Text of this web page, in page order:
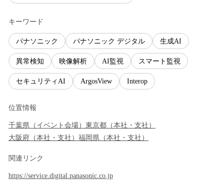
キーワード
パナソニック パナソニック デジタル 生成AI
異常検知 映像解析 AI監視 スマート監視
セキュリティAI ArgosView Interop
位置情報
千葉県 （ イベント会場） 東京都 （本社・支社 ）
大阪府 （本社・支社 ） 福岡県 （本社・支社 ）
関連リンク
https://service.digital.panasonic.co.jp